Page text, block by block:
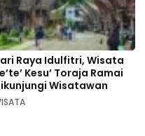
Raya Idulfitri, Wisata
Kesu’ Toraja Ramai
Wisatawan